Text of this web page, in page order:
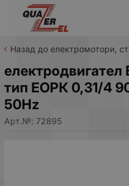
Назад до електромотори,
тип ЕОРК 0,31/4
50Hz
Арт.№: 72895